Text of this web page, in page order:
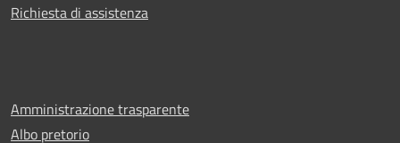
Richiesta di assistenza
Amministrazione trasparente
Albo pretorio